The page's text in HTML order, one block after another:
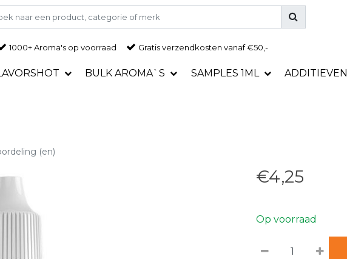
1000+ Aroma's op voorraad Gratisverzendkosten vanaf €50,-
BULK AROMA`S SAMPLES 1ML ADDITIEVEN
(en)
€4,25
Op voorraad